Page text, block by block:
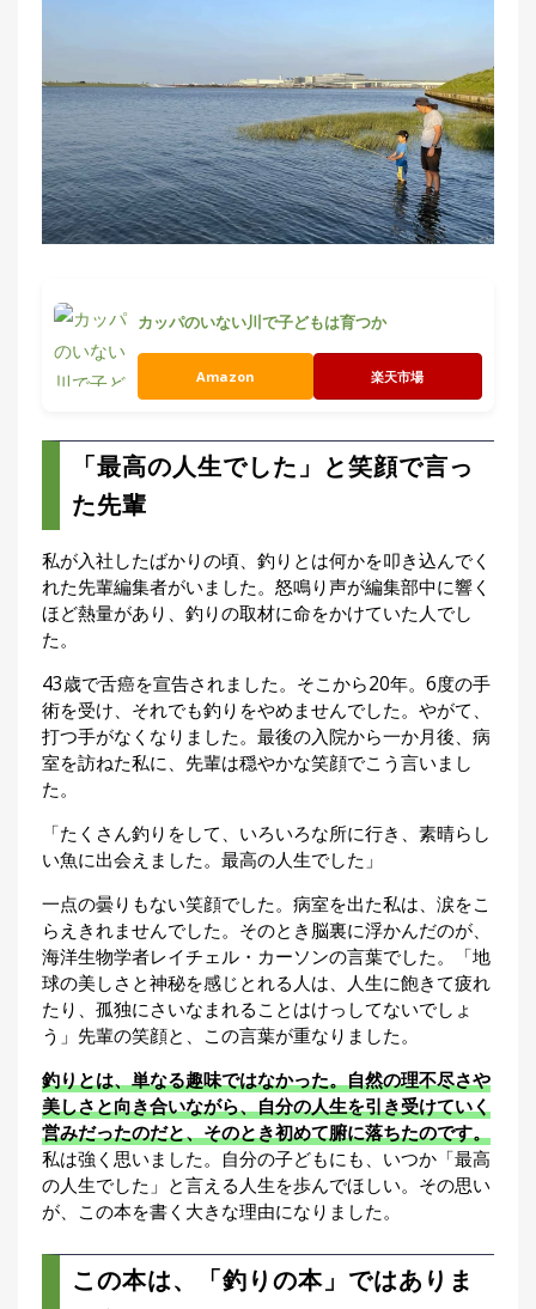
カッパのいない川で子どもは育つか
Amazon 楽天市場
「最高の人生でした」と笑顔で言っ
た先輩
私が入社したばかりの頃、釣りとは何かを叩き込んでく
れた先輩編集者がいました。怒鳴り声が編集部中に響く
ほど熱量があり、釣りの取材に命をかけていた人でし
た。
43歳で舌癌を宣告されました。そこから20年。6度の手
術を受け、それでも釣りをやめませんでした。やがて、
打つ手がなくなりました。最後の入院から一か月後、病
室を訪ねた私に、先輩は穏やかな笑顔でこう言いまし
た。
「たくさん釣りをして、いろいろな所に行き、素晴らし
い魚に出会えました。最高の人生でした」
一点の曇りもない笑顔でした。病室を出た私は、涙をこ
らえきれませんでした。そのとき脳裏に浮かんだのが、
海洋生物学者レイチェル・カーソンの言葉でした。「地
球の美しさと神秘を感じとれる人は、人生に飽きて疲れ
たり、孤独にさいなまれることはけっしてないでしょ
う」先輩の笑顔と、この言葉が重なりました。
釣りとは、単なる趣味ではなかった。自然の理不尽さや
美しさと向き合いながら、自分の人生を引き受けていく
営みだったのだと、そのとき初めて腑に落ちたのです。
私は強く思いました。自分の子どもにも、いつか「最高
の人生でした」と言える人生を歩んでほしい。その思い
が、この本を書く大きな理由になりました。
この本は、「釣りの本」ではありま